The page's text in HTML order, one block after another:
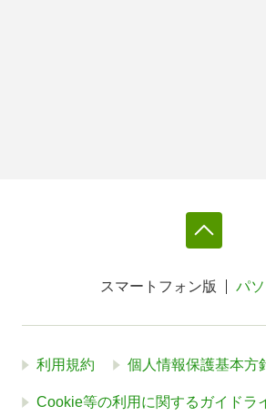
スマートフォン版 パ
利用規約 個人情報保護基本方
Cookie等の利用に関するガイドラ